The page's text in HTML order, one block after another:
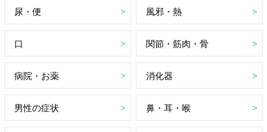
尿・便 風邪・熱
口 関節・筋肉・骨
病院・お薬 消化器
男性の症状 鼻・耳・喉